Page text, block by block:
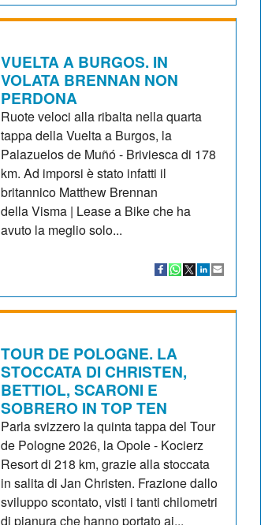
VUELTA A BURGOS. IN
VOLATA BRENNAN NON
PERDONA
Ruote veloci alla ribalta nella quarta
tappa della Vuelta a Burgos, la
Palazuelos de Muñó - Briviesca di 178
km. Ad imporsi è stato infatti il
britannico Matthew Brennan
della Visma | Lease a Bike che ha
avuto la meglio solo...
TOUR DE POLOGNE. LA
STOCCATA DI CHRISTEN,
BETTIOL, SCARONI E
SOBRERO IN TOP TEN
Parla svizzero la quinta tappa del Tour
de Pologne 2026, la Opole - Kocierz
Resort di 218 km, grazie alla stoccata
in salita di Jan Christen. Frazione dallo
sviluppo scontato, visti i tanti chilometri
di pianura che hanno portato ai...